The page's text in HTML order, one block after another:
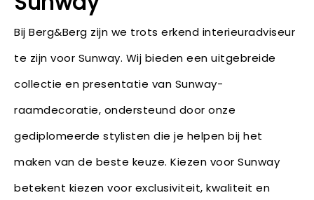
Bij Berg&Berg zijn we trots erkend interieuradviseur
te zijn voor Sunway. Wij bieden een uitgebreide
collectie en presentatie van Sunway-
raamdecoratie, ondersteund door onze
gediplomeerde stylisten die je helpen bij het
maken van de beste keuze. Kiezen voor Sunway
betekent kiezen voor exclusiviteit, kwaliteit en